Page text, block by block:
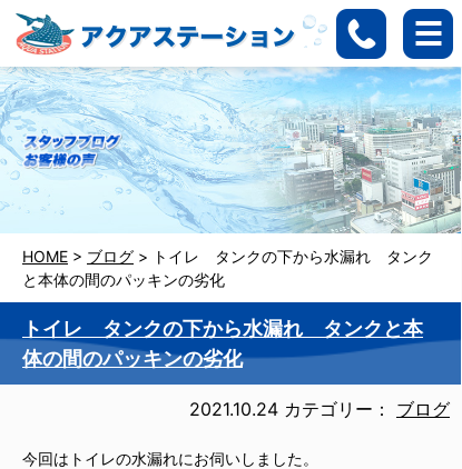
HOME > ブログ > トイレ タンクの下から水漏れ タンク
と本体の間のパッキンの劣化
トイレ タンクの下から水漏れ タンクと本
体の間のパッキンの劣化
2021.10.24 カテゴリー： ブログ
今回はトイレの水漏れにお伺いしました。